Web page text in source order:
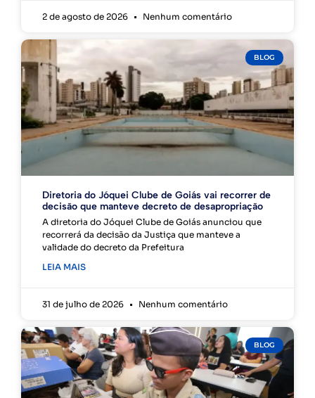
2 de agosto de 2026 Nenhum comentário
BLOG
Diretoria do Jóquei Clube de Goiás vai recorrer de
decisão que manteve decreto de desapropriação
A diretoria do Jóquei Clube de Goiás anunciou que
recorrerá da decisão da Justiça que manteve a
validade do decreto da Prefeitura
LEIA MAIS
31 de julho de 2026 Nenhum comentário
BLOG